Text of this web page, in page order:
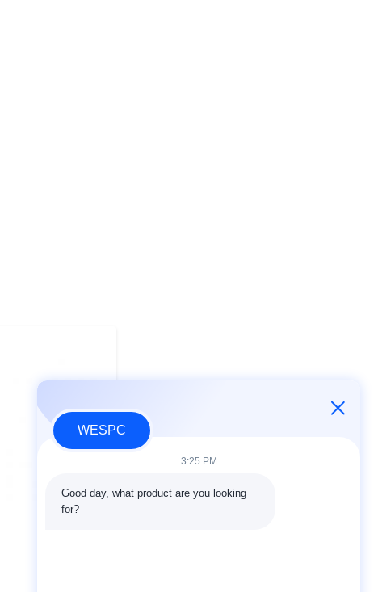
WESPC
3:25 PM
Good day, what product are you looking
for?